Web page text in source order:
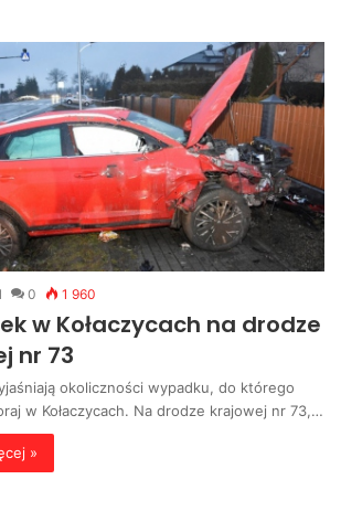
0 1 960
w Kołaczycach na drodze
nr 73
okoliczności wypadku, do którego
w Kołaczycach. Na drodze krajowej nr 73,…
»